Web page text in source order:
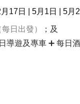
17日 | 5月1日 | 5月
每日出發）
；及
導遊及專車 ➕每日酒